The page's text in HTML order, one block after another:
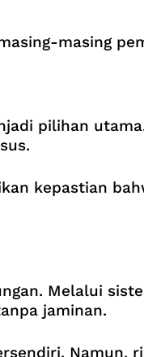
masing
pilihan
kepastian
Melalui
jaminan.
Namun,